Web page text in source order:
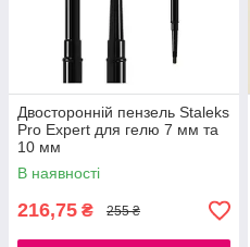
Двосторонній пензель Staleks
Pro Expert для гелю 7 мм та
10 мм
В наявності
216,75 ₴ 255 ₴